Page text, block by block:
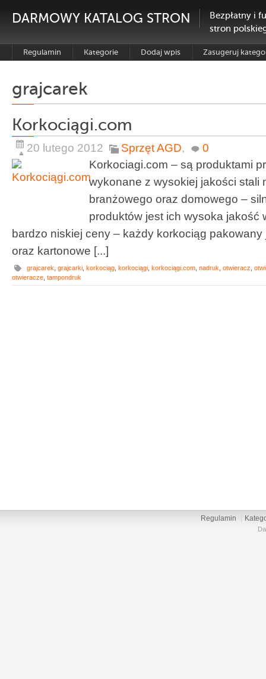
DARMOWY KATALOG STRON
Bezpłatny i
stron
Regulamin Kategorie Dodaj wpis Zasugeruj
grajcarek
Korkociągi.com
20 lutego 2012 Sprzęt AGD,
0
Korkociagi.com – są produktami
wykonane z wysokiej jakości stali
branżowego oraz domowego –
produktów jest ich wysoka jakość
bardzo niskiej ceny – każdy korkociąg
oraz kartonowe [...]
grajcarek grajcarki korkociąg korkociągi korkociągi.com nadruk otwieracz
otwieracze tampondruk
Regulamin